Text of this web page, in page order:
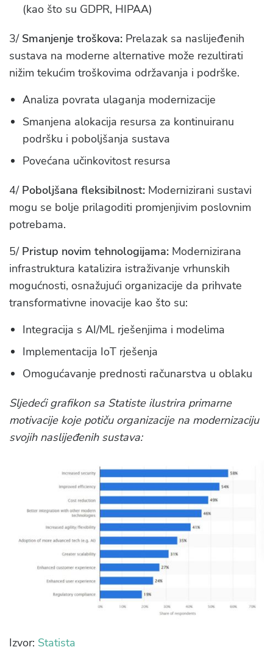
(kao što su GDPR, HIPAA)
3/ Smanjenje troškova: Prelazak sa naslijeđenih
sustava na moderne alternative može rezultirati
nižim tekućim troškovima održavanja i podrške.
Analiza povrata ulaganja modernizacije
Smanjena alokacija resursa za kontinuiranu
podršku i poboljšanja sustava
Povećana učinkovitost resursa
4/Poboljšana fleksibilnost: Modernizirani sustavi
mogu se bolje prilagoditi promjenjivim poslovnim
potrebama.
5/ Pristup novim tehnologijama: Modernizirana
infrastruktura katalizira istraživanje vrhunskih
mogućnosti, osnažujući organizacije da prihvate
transformativne inovacije kao što su:
Integracija s AI/ML rješenjima i modelima
Implementacija IoT rješenja
Omogućavanje prednosti računarstva u oblaku
Sljedeći grafikon sa Statiste ilustrira primarne
motivacije koje potiču organizacije na modernizaciju
svojih naslijeđenih sustava:
Izvor: Statista